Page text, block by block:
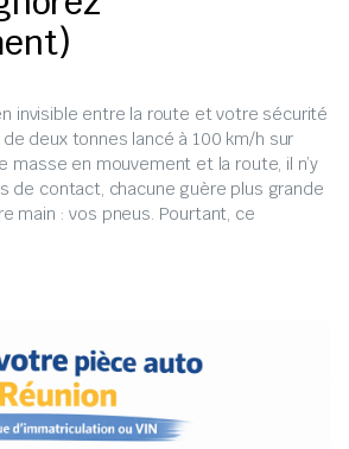
invisible entre la route et votre sécurité
deux tonnes lancé à 100 km/h sur
masse en mouvement et la route, il n’y
de contact, chacune guère plus grande
main : vos pneus. Pourtant, ce